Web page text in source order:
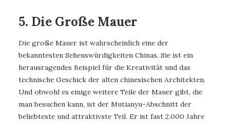
5. Die Große Mauer
Die große Mauer ist wahrscheinlich eine der
bekanntesten Sehenswürdigkeiten Chinas. Sie ist ein
herausragendes Beispiel für die Kreativität und das
technische Geschick der alten chinesischen Architekten.
Und obwohl es einige weitere Teile der Mauer gibt, die
man besuchen kann, ist der Mutianyu-Abschnitt der
beliebteste und attraktivste Teil. Er ist fast 2.000 Jahre